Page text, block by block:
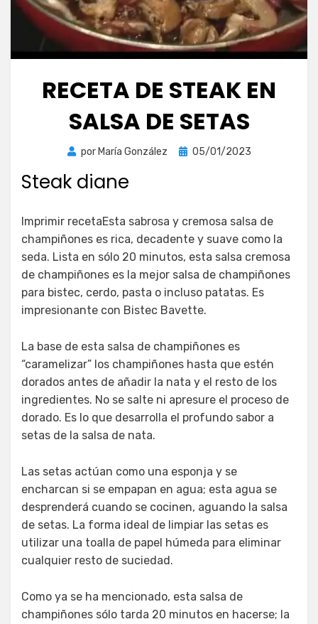
RECETA DE STEAK EN
SALSA DE SETAS
por María González
Publicada
05/01/2023
Steak diane
Imprimir recetaEsta sabrosa y cremosa salsa de
champiñones es rica, decadente y suave como la
seda. Lista en sólo 20 minutos, esta salsa cremosa
de champiñones es la mejor salsa de champiñones
para bistec, cerdo, pasta o incluso patatas. Es
impresionante con Bistec Bavette.
La base de esta salsa de champiñones es
“caramelizar” los champiñones hasta que estén
dorados antes de añadir la nata y el resto de los
ingredientes. No se salte ni apresure el proceso de
dorado. Es lo que desarrolla el profundo sabor a
setas de la salsa de nata.
Las setas actúan como una esponja y se
encharcan si se empapan en agua; esta agua se
desprenderá cuando se cocinen, aguando la salsa
de setas. La forma ideal de limpiar las setas es
utilizar una toalla de papel húmeda para eliminar
cualquier resto de suciedad.
Como ya se ha mencionado, esta salsa de
champiñones sólo tarda 20 minutos en hacerse; la